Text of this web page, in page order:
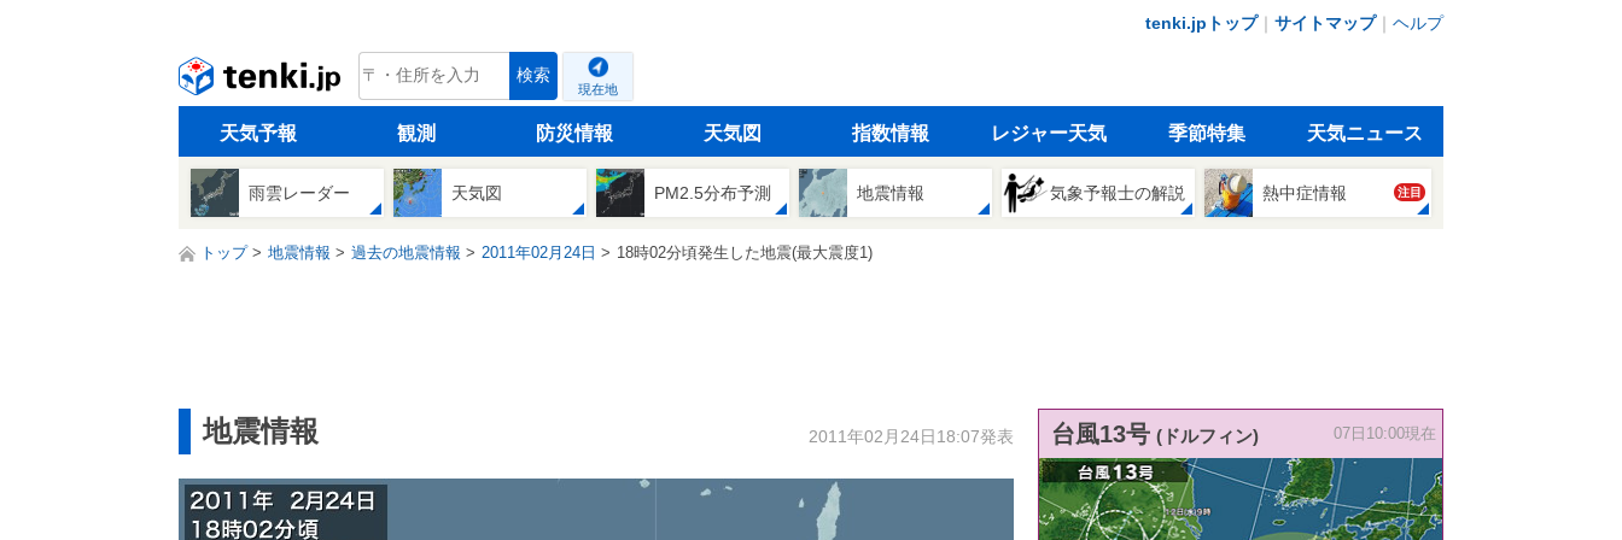
tenki.jpトップ｜ サイトマップ｜ ヘルプ
tenki.jp 検索
現在地
天気予報 観測 防災情報 天気図 指数情報 レジャー天気 季節特集 天気ニュース
雨雲レーダー 天気図 PM2.5分布予測 地震情報 気象予報士の解説 熱中症情報 注目
トップ 地震情報 過去の地震情報 2011年02月24日 18時02分頃発生した地震(最大震度1)
地震情報 2011年02月24日18:07発表 台風13号 (ドルフィン) 07日10:00現在